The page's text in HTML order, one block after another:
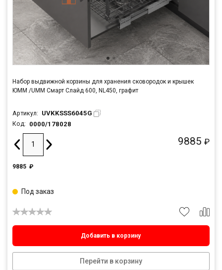
Набор выдвижной корзины для хранения сковородок и крышек
ЮММ /UMM Смарт Слайд 600, NL450, графит
Артикул: UVKKSSS6045G
Код: 0000/178028
9885 ₽
9885 ₽
Добавить в корзину
Перейти в корзину
Под заказ